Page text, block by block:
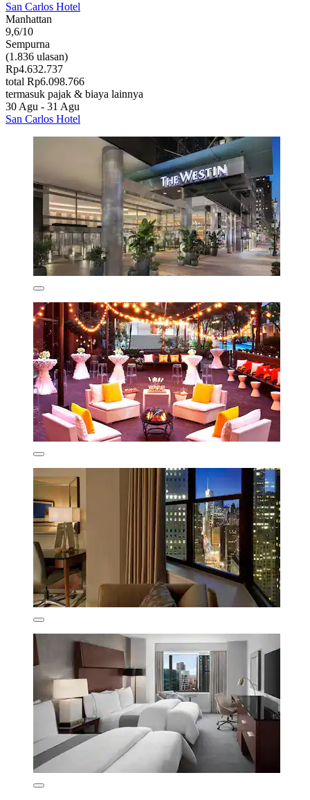
San Carlos Hotel
Manhattan
9,6/10
Sempurna
(1.836 ulasan)
Rp4.632.737
total Rp6.098.766
termasuk pajak & biaya lainnya
30 Agu - 31 Agu
San Carlos Hotel